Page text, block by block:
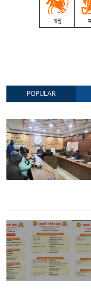
POPULAR